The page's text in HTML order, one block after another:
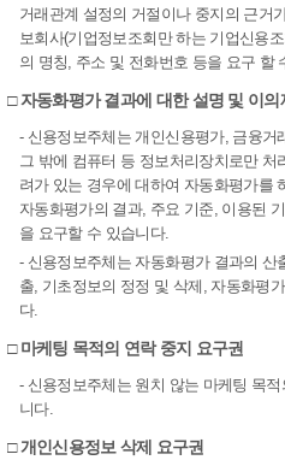
거래관계 설정의 거절이나 중지의 근거
보회사(기업정보조회만 하는 기업신용
의 명칭, 주소 및 전화번호 등을 요구 할
□ 자동화평가 결과에 대한 설명 및 이의
- 신용정보주체는 개인신용평가, 금융
그 밖에 컴퓨터 등 정보처리장치로만
려가 있는 경우에 대하여 자동화평가를
자동화평가의 결과, 주요 기준, 이용된
을 요구할 수 있습니다.
- 신용정보주체는 자동화평가 결과의
출, 기초정보의 정정 및 삭제, 자동화평
다.
□ 마케팅 목적의 연락 중지 요구권
- 신용정보주체는 원치 않는 마케팅 목
니다.
□ 개인신용정보 삭제 요구권